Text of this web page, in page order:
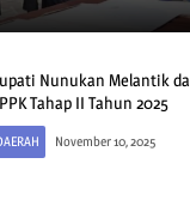
Nunukan Melantik
Tahap II Tahun 2025
November 10, 2025